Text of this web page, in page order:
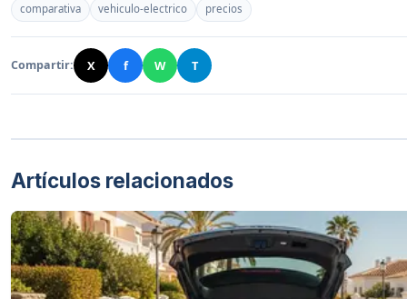
comparativa vehiculo-electrico precios
Compartir: X f W T
Artículos relacionados